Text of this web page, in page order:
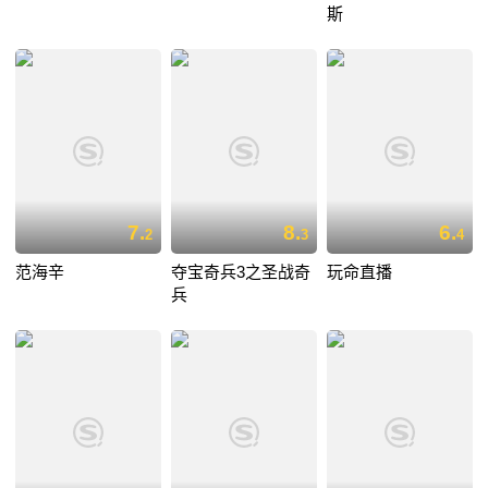
斯
7.2
范海辛
8.3
夺宝奇兵3之圣战奇
兵
6.4
玩命直播